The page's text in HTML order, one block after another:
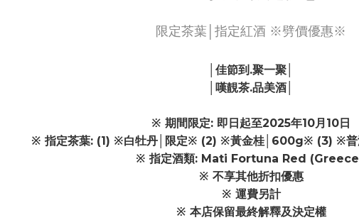
限定茶葉│指定紅酒 ※劈價優惠※
│佳節到.聚一聚│
│嘆靚茶.品美酒│
※ 期間限定: 即日起至2025年10月10日
※ 指定茶葉: (1) ※白牡丹│限定※ (2) ※黃金桂│600g※ (3) ※
※ 指定酒類: Mati Fortuna Red
※ 不享其他折扣優惠
※ 運費另計
※ 本店保留最終解釋及決定權